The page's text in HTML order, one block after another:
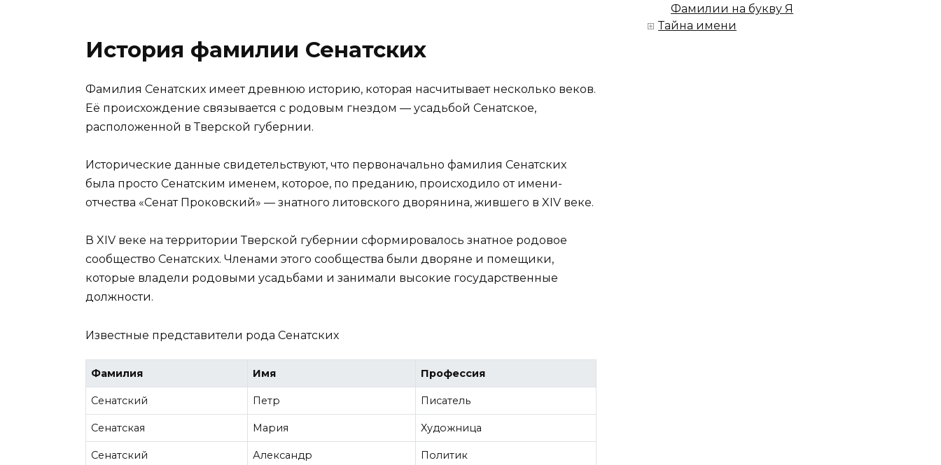
История фамилии Сенатских
Фамилия Сенатских имеет древнюю историю, которая насчитывает несколько веков.
Её происхождение связывается с родовым гнездом — усадьбой Сенатское,
расположенной в Тверской губернии.
Исторические данные свидетельствуют, что первоначально фамилия Сенатских
была просто Сенатским именем, которое, по преданию, происходило от имени-
отчества «Сенат Проковский» — знатного литовского дворянина, жившего в XIV веке.
В XIV веке на территории Тверской губернии сформировалось знатное родовое
сообщество Сенатских. Членами этого сообщества были дворяне и помещики,
которые владели родовыми усадьбами и занимали высокие государственные
должности.
Известные представители рода Сенатских
Фамилия Имя Профессия
Сенатский Петр Писатель
Сенатская Мария Художница
Сенатский Александр Политик
Фамилии на букву Я
Тайна имени